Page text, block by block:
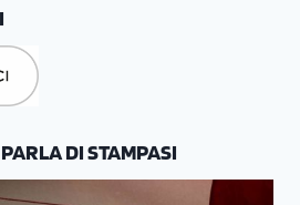
DI STAMPASI